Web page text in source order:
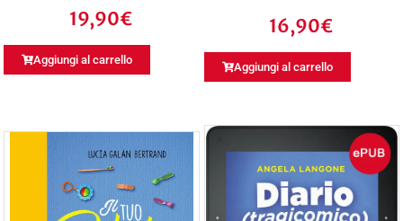
19,90€
Aggiungi al carrello
16,90€
Aggiungi al carrello